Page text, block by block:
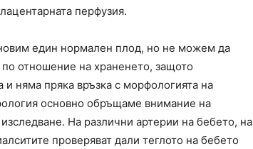
перфузия.
един нормален плод, но не можем да
по отношение на храненето, защото
няма пряка връзка с морфологията на
основно обръщаме внимание на
На различни артерии на бебето, на
проверяват дали теглото на бебето